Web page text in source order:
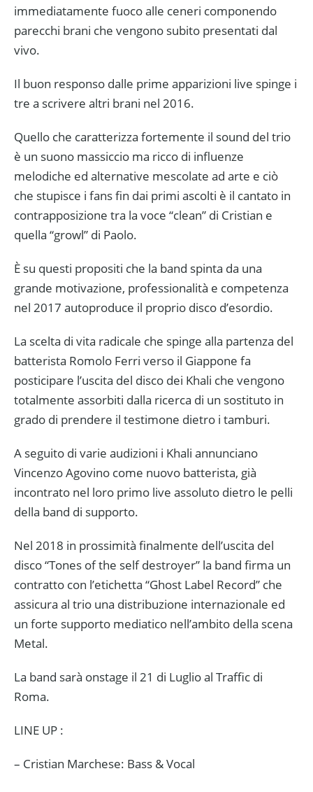
immediatamente fuoco alle ceneri componendo
parecchi brani che vengono subito presentati dal
vivo.
Il buon responso dalle prime apparizioni live spinge i
tre a scrivere altri brani nel 2016.
Quello che caratterizza fortemente il sound del trio
è un suono massiccio ma ricco di influenze
melodiche ed alternative mescolate ad arte e ciò
che stupisce i fans fin dai primi ascolti è il cantato in
contrapposizione tra la voce “clean” di Cristian e
quella “growl” di Paolo.
È su questi propositi che la band spinta da una
grande motivazione, professionalità e competenza
nel 2017 autoproduce il proprio disco d’esordio.
La scelta di vita radicale che spinge alla partenza del
batterista Romolo Ferri verso il Giappone fa
posticipare l’uscita del disco dei Khali che vengono
totalmente assorbiti dalla ricerca di un sostituto in
grado di prendere il testimone dietro i tamburi.
A seguito di varie audizioni i Khali annunciano
Vincenzo Agovino come nuovo batterista, già
incontrato nel loro primo live assoluto dietro le pelli
della band di supporto.
Nel 2018 in prossimità finalmente dell’uscita del
disco “Tones of the self destroyer” la band firma un
contratto con l’etichetta “Ghost Label Record” che
assicura al trio una distribuzione internazionale ed
un forte supporto mediatico nell’ambito della scena
Metal.
La band sarà onstage il 21 di Luglio al Traffic di
Roma.
LINE UP :
– Cristian Marchese: Bass & Vocal